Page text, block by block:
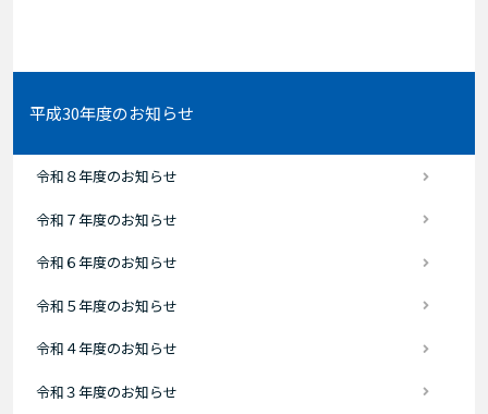
平成30年度のお知らせ
令和８年度のお知らせ
令和７年度のお知らせ
令和６年度のお知らせ
令和５年度のお知らせ
令和４年度のお知らせ
令和３年度のお知らせ